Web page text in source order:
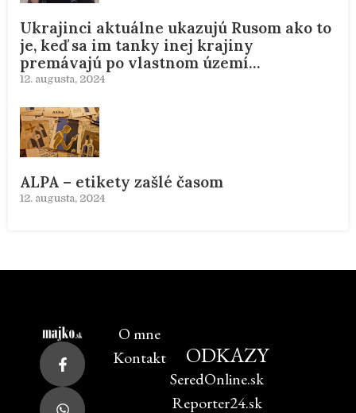
Ukrajinci aktuálne ukazujú Rusom ako to
je, keď sa im tanky inej krajiny
premávajú po vlastnom území…
12. augusta, 2024
ALPA – etikety zašlé časom
12. augusta, 2024
O mne
Kontakt
ODKAZY
SeredOnline.sk
Reporter24.sk